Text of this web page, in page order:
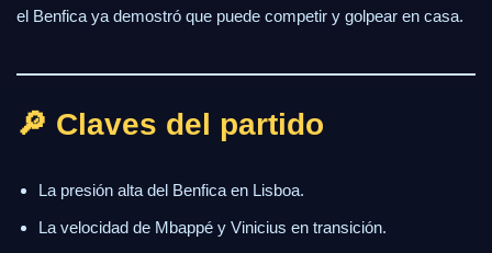
el Benfica ya demostró que puede competir y golpear en casa.
🔎 Claves del partido
La presión alta del Benfica en Lisboa.
La velocidad de Mbappé y Vinicius en transición.